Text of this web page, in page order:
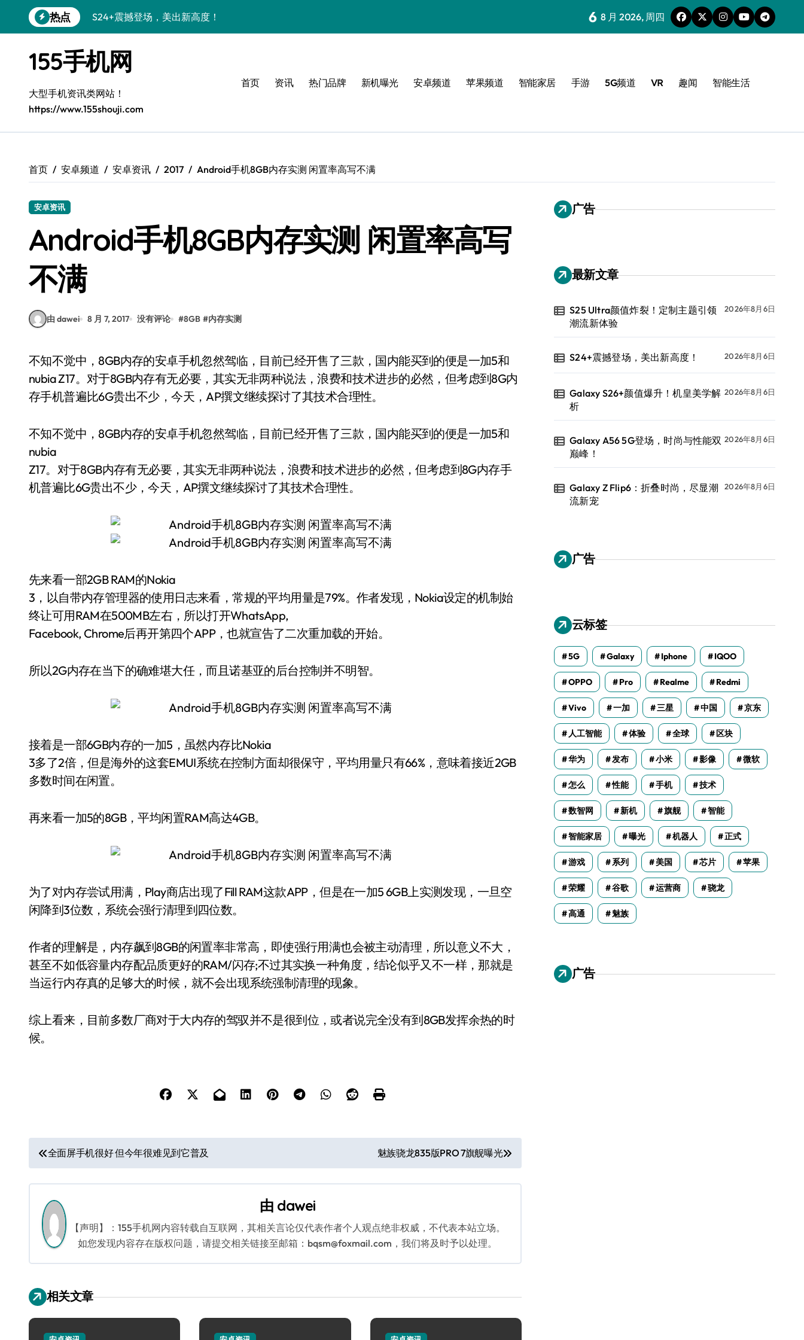
到
热点
S24+震撼登场，美出新高度！
Galaxy A56 5G登场，时尚与性能双巅峰！
Galaxy Z Flip6：折叠时尚，尽显潮流新宠
三星Galaxy S26发布：个性美化全攻略
Galaxy S25美颜秘籍：个性定制炫酷玩法
Galaxy C55 5G登场，演绎三星美学新巅峰
S25 Ultra颜值炸裂！定制主题引领潮流新体验
6 8 月 2026, 周四
155手机网
大型手机资讯类网站！
https://www.155shouji.com
首页 资讯 热门品牌 新机曝光 安卓频道 苹果频道 智能家居 手游 5G频道 VR 趣闻 智能生活
首页 安卓频道 安卓资讯 2017 Android手机8GB内存实测 闲置率高写不满
安卓资讯
Android手机8GB内存实测 闲置率高写
不满
由 dawei 8 月 7, 2017 没有评论 #8GB #内存实测
不知不觉中，8GB内存的安卓手机忽然驾临，目前已经开售了三款，国内能买到的便是一加5和
nubia Z17。对于8GB内存有无必要，其实无非两种说法，浪费和技术进步的必然，但考虑到8G内
存手机普遍比6G贵出不少，今天，AP撰文继续探讨了其技术合理性。
不知不觉中，8GB内存的安卓手机忽然驾临，目前已经开售了三款，国内能买到的便是一加5和
nubia
Z17。对于8GB内存有无必要，其实无非两种说法，浪费和技术进步的必然，但考虑到8G内存手
机普遍比6G贵出不少，今天，AP撰文继续探讨了其技术合理性。
先来看一部2GB RAM的Nokia
3，以自带内存管理器的使用日志来看，常规的平均用量是79%。作者发现，Nokia设定的机制始
终让可用RAM在500MB左右，所以打开WhatsApp,
Facebook, Chrome后再开第四个APP，也就宣告了二次重加载的开始。
所以2G内存在当下的确难堪大任，而且诺基亚的后台控制并不明智。
接着是一部6GB内存的一加5，虽然内存比Nokia
3多了2倍，但是海外的这套EMUI系统在控制方面却很保守，平均用量只有66%，意味着接近2GB
多数时间在闲置。
再来看一加5的8GB，平均闲置RAM高达4GB。
为了对内存尝试用满，Play商店出现了Fill RAM这款APP，但是在一加5 6GB上实测发现，一旦空
闲降到3位数，系统会强行清理到四位数。
作者的理解是，内存飙到8GB的闲置率非常高，即使强行用满也会被主动清理，所以意义不大，
甚至不如低容量内存配品质更好的RAM/闪存;不过其实换一种角度，结论似乎又不一样，那就是
当运行内存真的足够大的时候，就不会出现系统强制清理的现象。
综上看来，目前多数厂商对于大内存的驾驭并不是很到位，或者说完全没有到8GB发挥余热的时
候。
文
章
导
航
全面屏手机很好 但今年很难见到它普及 魅族骁龙835版PRO 7旗舰曝光
由 dawei
【声明】：155手机网内容转载自互联网，其相关言论仅代表作者个人观点绝非权威，不代表本站立场。
如您发现内容存在版权问题，请提交相关链接至邮箱：bqsm@foxmail.com，我们将及时予以处理。
相关文章
广告
最新文章
S25 Ultra颜值炸裂！定制主题引领
潮流新体验
2026年8月6日
S24+震撼登场，美出新高度！ 2026年8月6日
Galaxy S26+颜值爆升！机皇美学解
析
2026年8月6日
Galaxy A56 5G登场，时尚与性能双
巅峰！
2026年8月6日
Galaxy Z Flip6：折叠时尚，尽显潮
流新宠
2026年8月6日
广告
云标签
5G Galaxy Iphone IQOO
OPPO Pro Realme Redmi
Vivo 一加 三星 中国 京东
人工智能 体验 全球 区块
华为 发布 小米 影像 微软
怎么 性能 手机 技术
数智网 新机 旗舰 智能
智能家居 曝光 机器人 正式
游戏 系列 美国 芯片 苹果
荣耀 谷歌 运营商 骁龙
高通 魅族
广告